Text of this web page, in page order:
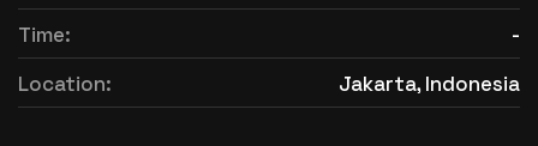
Time:
-
Location:
Jakarta, Indonesia